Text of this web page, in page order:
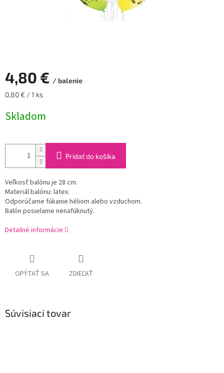
4,80 € / balenie
Jednotková
0,80 € / 1 ks
Skladom
Pridať do košíka
Veľkosť balónu je 28 cm.
Materiál balónu: latex.
Odporúčame fúkanie héliom alebo vzduchom.
Balón posielame nenafúknutý.
Detailné informácie
OPÝTAŤ SA ZDIEĽAŤ
Súvisiaci tovar